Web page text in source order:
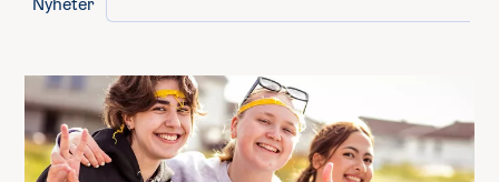
UngProd – Scene, Kreativitet og Ledelse
Tilrettelagt Oslo folkehøgskole